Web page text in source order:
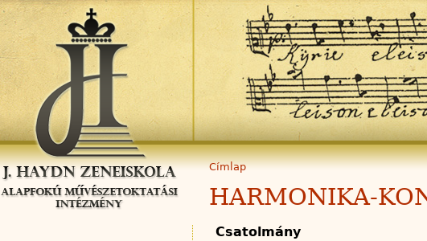
Címlap
HARMONIKA-
Csatolmány